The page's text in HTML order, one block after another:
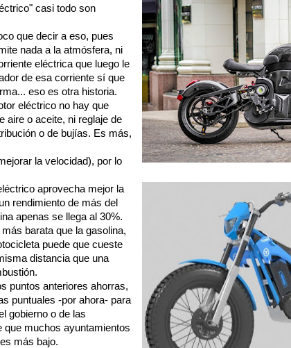
casi todo son
que decir a eso, pues
nada a la atmósfera, ni
eléctrica que luego le
de esa corriente sí que
eso es otra historia.
eléctrico no hay que
aire o aceite, ni reglaje de
o de bujías. Es más,
la velocidad), por lo
aprovecha mejor la
rendimiento de más del
apenas se llega al 30%.
barata que la gasolina,
puede que cueste
distancia que una
puntos anteriores ahorras,
puntuales -por ahora- para
gobierno o de las
que muchos ayuntamientos
más bajo.